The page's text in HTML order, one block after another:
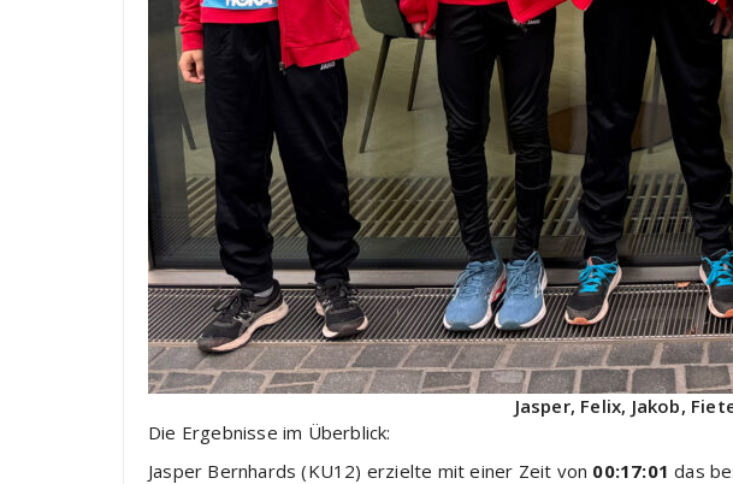
Jasper, Felix, Jakob,
Die Ergebnisse im Überblick:
Jasper Bernhards (KU12) erzielte mit einer Zeit von 00:17:01 das